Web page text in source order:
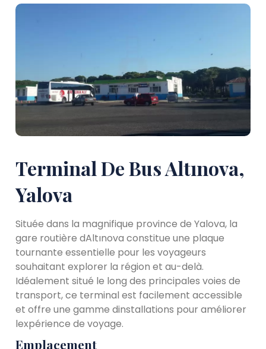
Terminal De Bus Altınova,
Yalova
Située dans la magnifique province de Yalova, la
gare routière dAltınova constitue une plaque
tournante essentielle pour les voyageurs
souhaitant explorer la région et au-delà.
Idéalement situé le long des principales voies de
transport, ce terminal est facilement accessible
et offre une gamme dinstallations pour améliorer
lexpérience de voyage.
Emplacement